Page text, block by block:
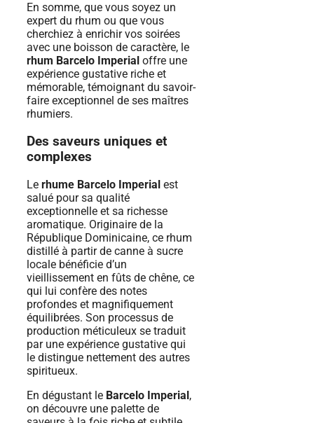
En somme, que vous soyez un
expert du rhum ou que vous
cherchiez à enrichir vos soirées
avec une boisson de caractère, le
rhum Barcelo Imperial offre une
expérience gustative riche et
mémorable, témoignant du savoir-
faire exceptionnel de ses maîtres
rhumiers.
Des saveurs uniques et
complexes
Le rhume Barcelo Imperial est
salué pour sa qualité
exceptionnelle et sa richesse
aromatique. Originaire de la
République Dominicaine, ce rhum
distillé à partir de canne à sucre
locale bénéficie d’un
vieillissement en fûts de chêne, ce
qui lui confère des notes
profondes et magnifiquement
équilibrées. Son processus de
production méticuleux se traduit
par une expérience gustative qui
le distingue nettement des autres
spiritueux.
En dégustant le Barcelo Imperial,
on découvre une palette de